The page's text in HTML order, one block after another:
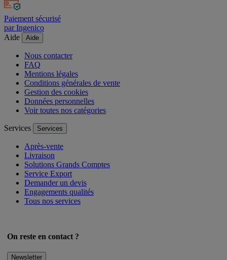
Paiement sécurisé
par Ingenico
Aide
Aide
Nous contacter
FAQ
Mentions légales
Conditions générales de vente
Gestion des cookies
Données personnelles
Voir toutes nos catégories
Services Services
Après-vente
Livraison
Solutions Grands Comptes
Service Export
Demander un devis
Engagements qualités
Tous nos services
On reste en contact ?
Newsletter